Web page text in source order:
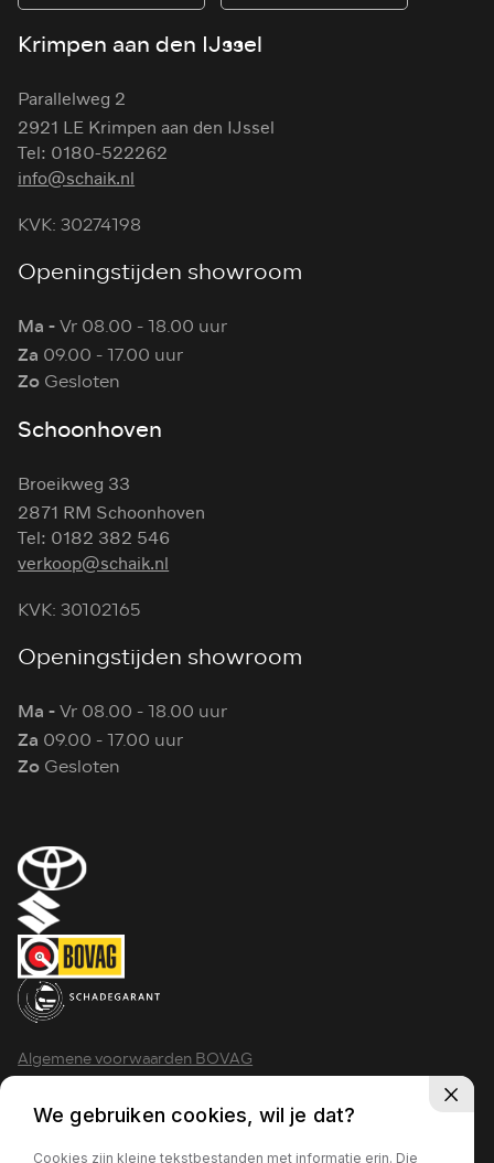
Krimpen aan den IJssel
Parallelweg 2
2921 LE Krimpen aan den IJssel
Tel: 0180-522262
info@schaik.nl
KVK: 30274198
Openingstijden showroom
Ma -Vr 08.00 - 18.00 uur
Za 09.00 - 17.00 uur
Zo Gesloten
Schoonhoven
Broeikweg 33
2871 RM Schoonhoven
Tel: 0182 382 546
verkoop@schaik.nl
KVK: 30102165
Openingstijden showroom
Ma -Vr 08.00 - 18.00 uur
Za 09.00 - 17.00 uur
Zo Gesloten
Algemene voorwaarden BOVAG
We gebruiken cookies, wil je dat?
Cookies zijn kleine tekstbestanden met informatie erin. Die